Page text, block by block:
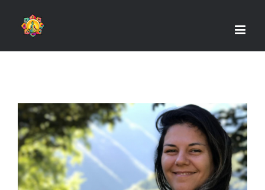
MORANDO FORA? NÓS FAZEMOS
PARTE DA MESMA TRIBO